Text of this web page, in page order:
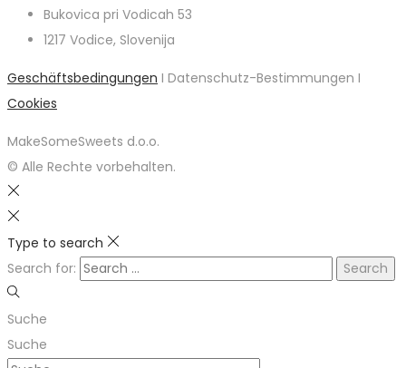
Bukovica pri Vodicah 53
1217 Vodice, Slovenija
Geschäftsbedingungen I Datenschutz-Bestimmungen I
Cookies
MakeSomeSweets d.o.o.
© Alle Rechte vorbehalten.
Type to search
Search for:
Suche
Suche